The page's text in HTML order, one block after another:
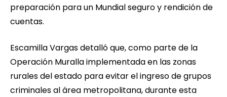
preparación para un Mundial seguro y rendición de
cuentas.
Escamilla Vargas detalló que, como parte de la
Operación Muralla implementada en las zonas
rurales del estado para evitar el ingreso de grupos
criminales al área metropolitana, durante esta